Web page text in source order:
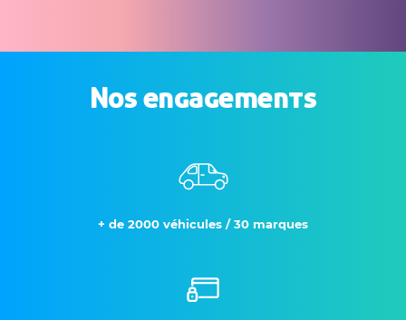
Nos engagements
+ de 2000 véhicules / 30 marques